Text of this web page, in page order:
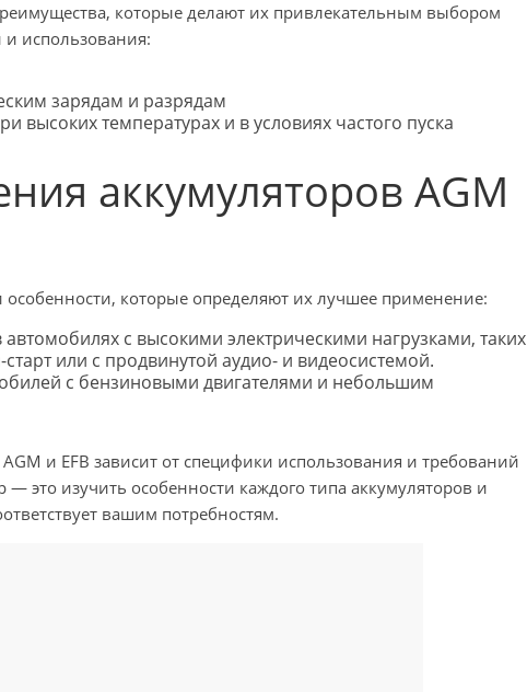
которые делают их привлекательным выбором
использования:
зарядам и разрядам
высоких температурах и в условиях частого пуска
аккумуляторов AGM
которые определяют их лучшее применение:
с высокими электрическими нагрузками, таких
или с продвинутой аудио- и видеосистемой.
с бензиновыми двигателями и небольшим
и EFB зависит от специфики использования и требований
это изучить особенности каждого типа аккумуляторов и
вашим потребностям.